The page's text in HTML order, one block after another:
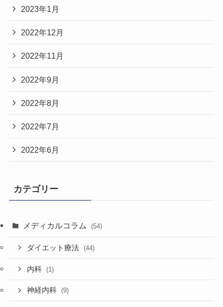
2023年1月
2022年12月
2022年11月
2022年9月
2022年8月
2022年7月
2022年6月
カテゴリー
メディカルコラム (54)
ダイエット療法 (44)
内科 (1)
神経内科 (9)